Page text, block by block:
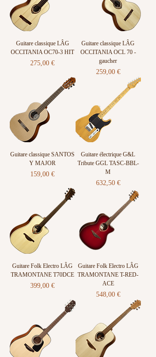
Guitare classique LÂG
OCCITANIA OC70-3 HIT
Prix
275,00 €
Guitare classique LÂG
OCCITANIA OCL 70 -
gaucher
Prix
259,00 €
Guitare classique SANTOS
Y MAJOR
Prix
159,00 €
Guitare électrique G&L
Tribute GGL TASC-BBL-
M
Prix
632,50 €
Guitare Folk Electro LÂG
TRAMONTANE T70DCE
Prix
399,00 €
Guitare Folk Electro LÂG
TRAMONTANE T-RED-
ACE
Prix
548,00 €